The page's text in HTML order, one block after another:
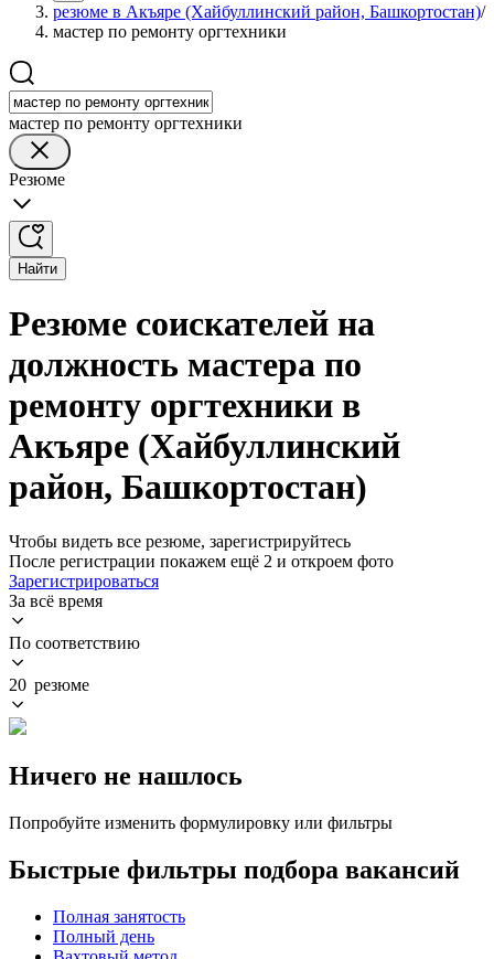
резюме в Акъяре (Хайбуллинский район, Башкортостан)/
мастер по ремонту оргтехники
мастер по ремонту оргтехники
Резюме
Найти
Резюме соискателей на
должность мастера по
ремонту оргтехники в
Акъяре (Хайбуллинский
район, Башкортостан)
Чтобы видеть все резюме, зарегистрируйтесь
После регистрации покажем ещё 2 и откроем фото
Зарегистрироваться
За всё время
По соответствию
20 резюме
Ничего не нашлось
Попробуйте изменить формулировку или фильтры
Быстрые фильтры подбора вакансий
Полная занятость
Полный день